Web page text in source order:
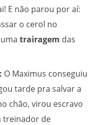
E não parou por aí:
o cerol no
umatrairagem das
O Maximus conseguiu
tarde pra salvar a
chão, virou escravo
treinador de